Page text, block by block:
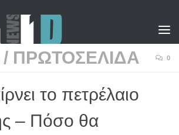
/ ΠΡΩΤΟΣΕΛΙΔΑ 0
το πετρέλαιο
– Πόσο θα